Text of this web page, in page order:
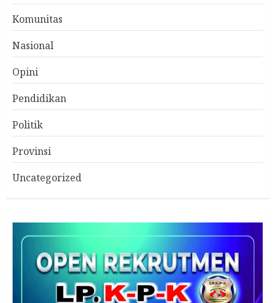
Komunitas
Nasional
Opini
Pendidikan
Politik
Provinsi
Uncategorized